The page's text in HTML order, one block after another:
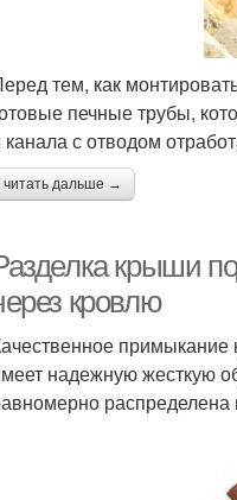
тем, как
печные трубы,
канала с отводом
читать дальше →
крыши
кровлю
примыкание
надежную жесткую
распределена